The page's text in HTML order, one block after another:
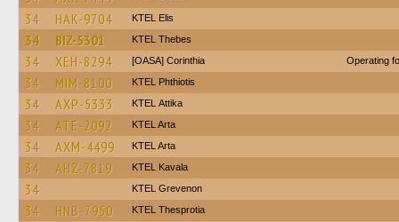
34 HAK-9704 KTEL Elis
34 BIZ-5301 KTEL Thebes
34 XEH-8294 [OASA] Corinthia Operating
34 MIM-8100 ΚΤΕL Phthiotis
34 AXP-5333 KΤΕL Αttika
34 ATE-2092 KTEL Arta
34 AXM-4499 KTEL Arta
34 AHZ-7819 KTEL Kavala
34 ΚΤΕL Grevenon
34 HNB-7950 KTEL Thesprotia